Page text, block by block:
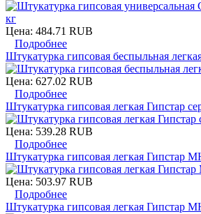
Цена: 484.71 RUB
Подробнее
Штукатурка гипсовая беспыльная
Цена: 627.02 RUB
Подробнее
Штукатурка гипсовая легкая Гипстар
Цена: 539.28 RUB
Подробнее
Штукатурка гипсовая легкая Гипстар
Цена: 503.97 RUB
Подробнее
Штукатурка гипсовая легкая Гипстар